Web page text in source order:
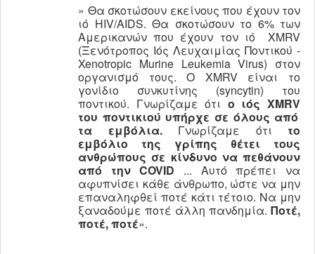
» Θα σκοτώσουν εκείνους που έχουν τον
ιό HIV/AIDS. Θα σκοτώσουν το 6% των
Αμερικανών που έχουν τον ιό XMRV
(Ξενότροπος Ιός Λευχαιμίας Ποντικού -
Xenotropic Murine Leukemia Virus) στον
οργανισμό τους. Ο XMRV είναι το
γονίδιο συνκυτίνης (syncytin) του
ποντικού. Γνωρίζαμε ότι ο ιόςXMRV
του ποντικιού υπήρχε σε όλους από
τα εμβόλια.Γνωρίζαμε ότι το
εμβόλιο της γρίπης θέτει τους
ανθρώπους σε κίνδυνο να πεθάνουν
από τηνCOVID ... Αυτό πρέπει να
αφυπνίσει κάθε άνθρωπο, ώστε να μην
επαναληφθεί ποτέ κάτι τέτοιο. Να μην
ξαναδούμε ποτέ άλλη πανδημία. Ποτέ,
ποτέ, ποτέ».